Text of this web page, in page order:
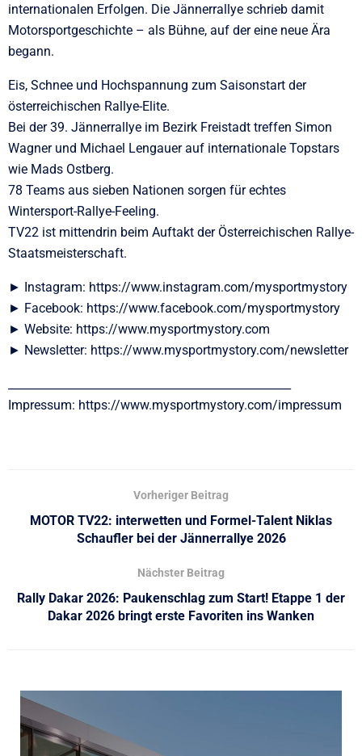
internationalen Erfolgen. Die Jännerrallye schrieb damit
Motorsportgeschichte – als Bühne, auf der eine neue Ära
begann.
Eis, Schnee und Hochspannung zum Saisonstart der
österreichischen Rallye-Elite.
Bei der 39. Jännerrallye im Bezirk Freistadt treffen Simon
Wagner und Michael Lengauer auf internationale Topstars
wie Mads Ostberg.
78 Teams aus sieben Nationen sorgen für echtes
Wintersport-Rallye-Feeling.
TV22 ist mittendrin beim Auftakt der Österreichischen Rallye-
Staatsmeisterschaft.
► Instagram: https://www.instagram.com/mysportmystory
► Facebook: https://www.facebook.com/mysportmystory
► Website: https://www.mysportmystory.com
► Newsletter: https://www.mysportmystory.com/newsletter
Impressum: https://www.mysportmystory.com/impressum
Vorheriger Beitrag
MOTOR TV22: interwetten und Formel-Talent Niklas
Schaufler bei der Jännerrallye 2026
Nächster Beitrag
Rally Dakar 2026: Paukenschlag zum Start! Etappe 1 der
Dakar 2026 bringt erste Favoriten ins Wanken